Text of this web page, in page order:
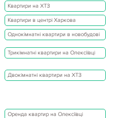
Квартири на ХТЗ
Квартири в центрі Харкова
Однокімнатні квартири в новобудові
Трикімнатні квартири на Олексіївці
Двокімнатні квартири на ХТЗ
Оренда квартир на Олексіївці